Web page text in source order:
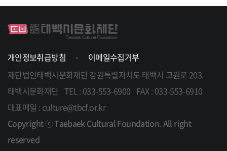
개인정보취급방침
이메일수집거부
재단법인태백시문화재단강원특별자치도 태백시 고원로 203.
태백시문화재단 TEL : 033-553-6900 FAX : 033-553-6910
대표메일 : culture@tbcf.or.kr
Copyright ⓒ Taebaek Cultural Foundation. All right
reserved